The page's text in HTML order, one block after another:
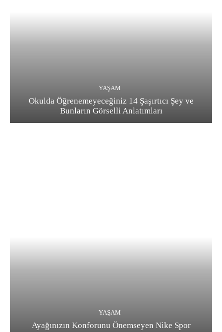
YAŞAM
Okulda Öğrenemeyeceğiniz 14 Şaşırtıcı Şey ve
Bunların Görselli Anlatımları
YAŞAM
Ayağınızın Konforunu Önemseyen Nike Spor